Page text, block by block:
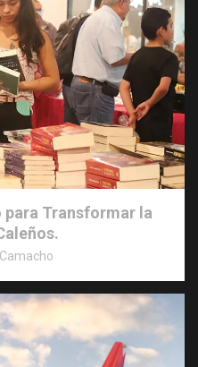
Transformar la